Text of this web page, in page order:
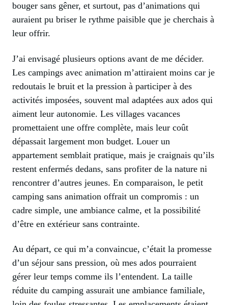
bouger sans gêner, et surtout, pas d’animations qui
auraient pu briser le rythme paisible que je cherchais à
leur offrir.
J’ai envisagé plusieurs options avant de me décider.
Les campings avec animation m’attiraient moins car je
redoutais le bruit et la pression à participer à des
activités imposées, souvent mal adaptées aux ados qui
aiment leur autonomie. Les villages vacances
promettaient une offre complète, mais leur coût
dépassait largement mon budget. Louer un
appartement semblait pratique, mais je craignais qu’ils
restent enfermés dedans, sans profiter de la nature ni
rencontrer d’autres jeunes. En comparaison, le petit
camping sans animation offrait un compromis : un
cadre simple, une ambiance calme, et la possibilité
d’être en extérieur sans contrainte.
Au départ, ce qui m’a convaincue, c’était la promesse
d’un séjour sans pression, où mes ados pourraient
gérer leur temps comme ils l’entendent. La taille
réduite du camping assurait une ambiance familiale,